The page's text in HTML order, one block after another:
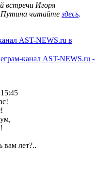
встречи Игоря
Путина читайтездесь.
AST-NEWS.ru в
канал AST-NEWS.ru -
лет?..